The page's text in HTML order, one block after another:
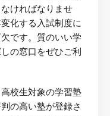
ければなりませ
化する入試制度に
です。質のいい学
の窓口をぜひご利
校生対象の学習塾
の高い塾が登録さ